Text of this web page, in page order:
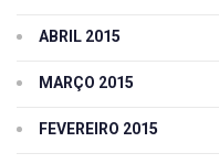
ABRIL 2015
MARÇO 2015
FEVEREIRO 2015